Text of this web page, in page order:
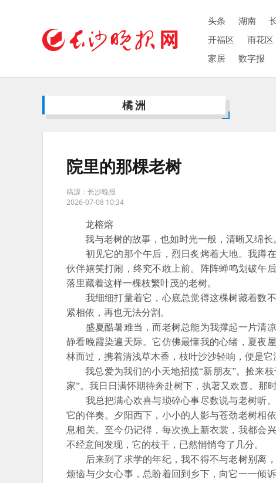
头条 湖南
开福区
雨花区
家居
数字报
橘洲
院里的那棵老树
稿源：长沙晚报
2026-07-08 10:34
龙榕熔
我与老树的故事，也如时光一般，清晰又绵长
初见它的那个午后，烈日炙烤着大地。我蹲在
伙伴嬉笑打闹，终究不敢上前。阵阵蝉鸣划破
落里藏着这样一棵枝繁叶茂的老树。
我细细打量着它，心底总觉得这棵树藏着数不
紧相依，再也无法分割。
盛夏酷暑难当，而老树总能为我撑起一片清凉
静看晚霞染遍天际。它仿佛最懂我的心绪，夏夜
林而过，携着清浅草木香，枝叶沙沙轻响，便是它
我总爱为我们的小天地招揽“新朋友”。捡来枝
家”。我日日满怀期待奔赴树下，执著又欢喜。那
我总把满心欢喜与琐碎心事尽数说与老树听。
它的伴奏。夕阳西下，小小的人影与苍劲老树相
息相关。至今仍记得，每次换上新衣裳，我都会
不经意间发现，它的枝干，已然悄悄弯了几分。
后来到了求学的年纪，我不得不与老树别离，
烦恼与少女心事，总盼着回到乡下，向它一一倾